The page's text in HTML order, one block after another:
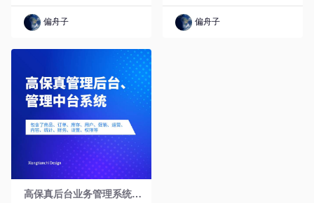
偏舟子 偏舟子
高
保真后台业务管理系统原型模板库